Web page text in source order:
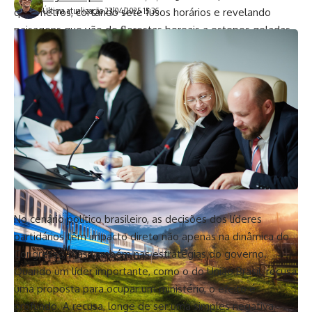
quilômetros, cortando sete fusos horários e revelando
paisagens que vão de florestas boreais a estepes geladas.
Na Suíça, o Glacier Express conecta Zermatt a St. Moritz em
um percurso panorâmico pelos Alpes, cruzando 291 pontes
e 91 túneis. Já o Rocky Mountaineer, no Canadá, oferece uma
travessia luxuosa pelas Montanhas Rochosas, com janelas
panorâmicas e refeições gourmet a bordo. Cada rota é uma
história contada em velocidade serena — perfeita para
quem quer ver o mundo passando devagar.
Última atualização 23/04/2025 15:36
No cenário político brasileiro, as decisões dos líderes
partidários têm impacto direto não apenas na dinâmica do
Congresso, mas também nas estratégias do governo.
Quando um líder importante, como o do União Brasil, recusa
uma proposta para ocupar um ministério, o efeito é
profundo. A recusa, longe de ser uma simples negativa,